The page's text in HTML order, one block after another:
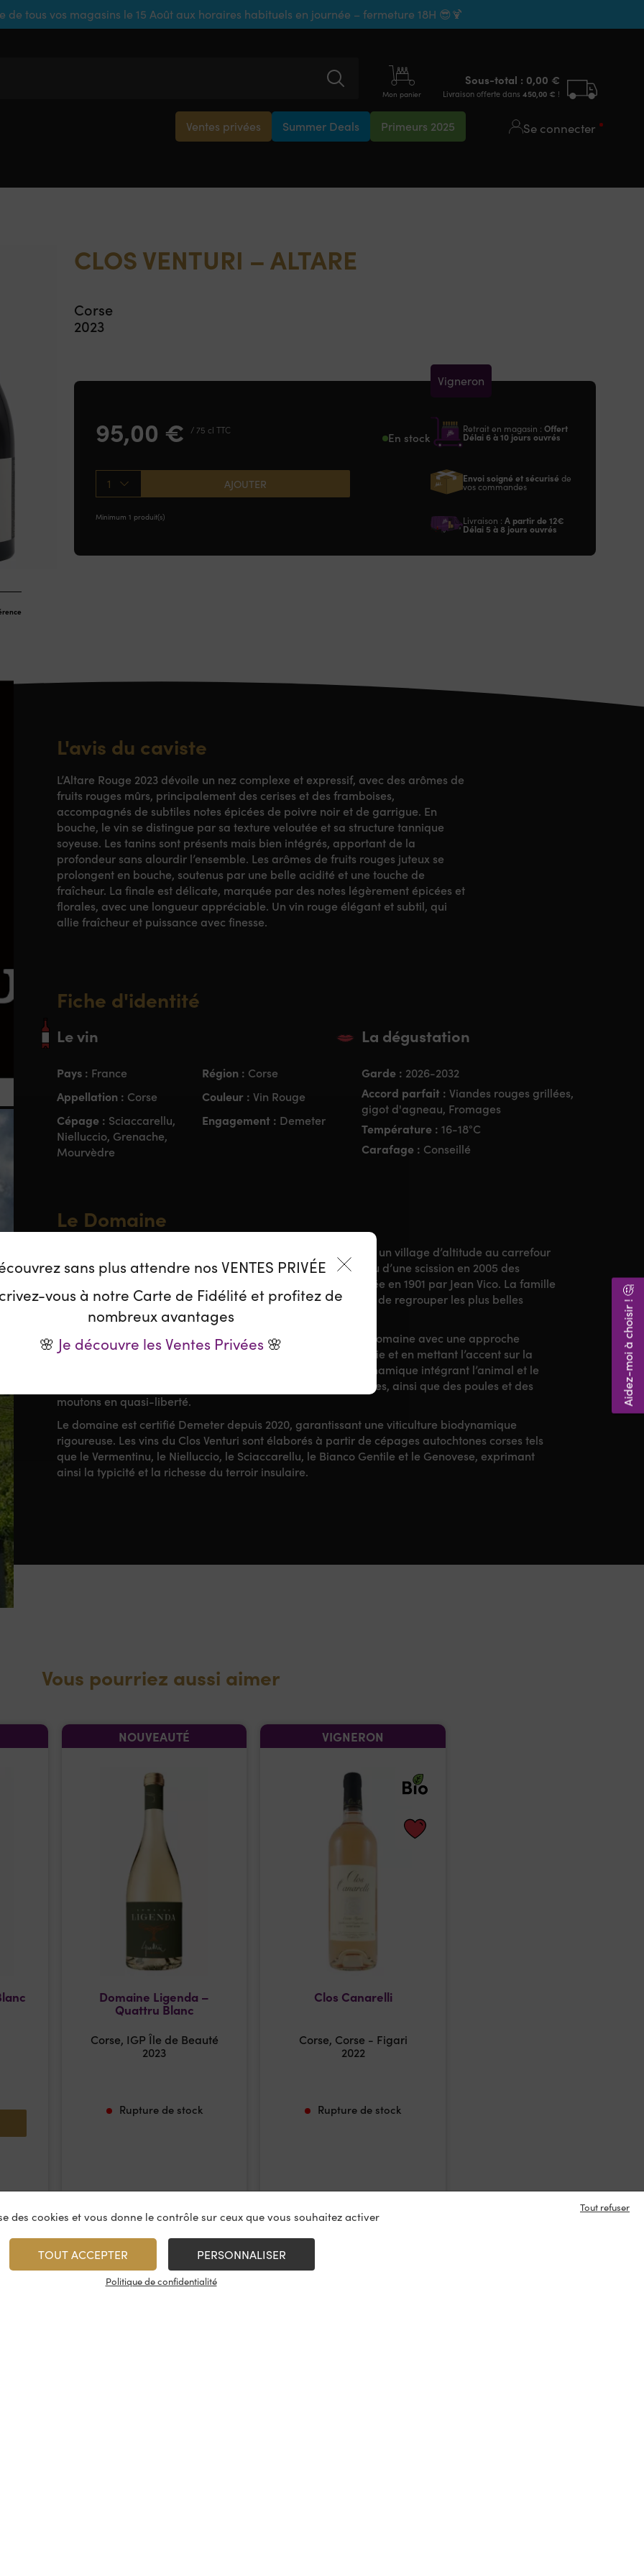
tous vos magasins le 15 Août aux horaires habituels en journée – fermeture 18H 😎🍹
Mon panier
Sous-total : 0,00 €
Livraison offerte dans 450,00 € !
Ventes privées Summer Deals Primeurs 2025 Se connecter
CLOS VENTURI – ALTARE
Corse
2023
95,00 € / 75 cl TTC En stock
1 AJOUTER
Minimum 1 produit(s)
Vigneron
Retrait en magasin : Offert
Délai 6 à 10 jours ouvrés
Envoi soigné et sécurisé de
vos commandes
Livraison : A partir de 12€
Délai 5 à 8 jours ouvrés
L'avis du caviste
L’Altare Rouge 2023 dévoile un nez complexe et expressif, avec des arômes de
fruits rouges mûrs, principalement des cerises et des framboises,
accompagnés de subtiles notes épicées de poivre noir et de garrigue. En
bouche, le vin se distingue par sa texture veloutée et sa structure tannique
soyeuse. Les tanins sont présents mais bien intégrés, apportant de la
profondeur sans alourdir l’ensemble. Les arômes de fruits rouges juteux se
prolongent en bouche, soutenus par une belle acidité et une touche de
fraîcheur. La finale est délicate, marquée par des notes légèrement épicées et
florales, avec une longueur appréciable. Un vin rouge élégant et subtil, qui
allie fraîcheur et puissance avec finesse.
Fiche d'identité
Le vin
Pays : France Région : Corse
Appellation : Corse Couleur :Vin Rouge
Cépage : Sciaccarellu,
Nielluccio, Grenache,
Mourvèdre
Engagement : Demeter
La dégustation
Garde : 2026-2032
Accord parfait : Viandes rouges grillées,
gigot d'agneau, Fromages
Température : 16-18°C
Carafage : Conseillé
Le Domaine
Le Clos Venturi est situé à Ponte-Leccia, au cœur de la Corse, un village d’altitude au carrefour
des routes reliant Bastia, Ajaccio et Calvi. Ce domaine est issu d’une scission en 2005 des
meilleurs terroirs du Domaine Vico, propriété historique fondée en 1901 par Jean Vico. La famille
Acquaviva-Venturi a repris le domaine en 1987, puis a décidé de regrouper les plus belles
parcelles sous le nom de Clos Venturi.
Depuis 2019, Emmanuel Venturi, fils de Jean-Marc, dirige le domaine avec une approche
respectueuse de l’environnement, en pratiquant la biodynamie et en mettant l’accent sur la
Le Clos Venturi est reconnu pour sa ferme biodynamique intégrant l’animal et le
végétal, avec 40 hectares de terres, dont 24 hectares de vignes, ainsi que des poules et des
moutons en quasi-liberté.
Le domaine est certifié Demeter depuis 2020, garantissant une viticulture biodynamique
rigoureuse. Les vins du Clos Venturi sont élaborés à partir de cépages autochtones corses tels
que le Vermentinu, le Nielluccio, le Sciaccarellu, le Bianco Gentile et le Genovese, exprimant
ainsi la typicité et la richesse du terroir insulaire.
Vous pourriez aussi aimer
NOUVEAUTÉ
Domaine Ligenda –
Quattru Blanc
Corse, IGP Île de Beauté
2023
Rupture de stock
VIGNERON
Clos Canarelli
Corse, Corse - Figari
2022
Rupture de stock
Aidez-moi à choisir ! 🤔
sans plus attendre nos VENTES PRIVÉES
vous à notre Carte de Fidélité et profitez de
nombreux avantages
🌸 Je découvre les Ventes Privées 🌸
des cookies et vous donne le contrôle sur ceux que vous souhaitez activer
TOUT ACCEPTER
Tout refuser
PERSONNALISER
Politique de confidentialité